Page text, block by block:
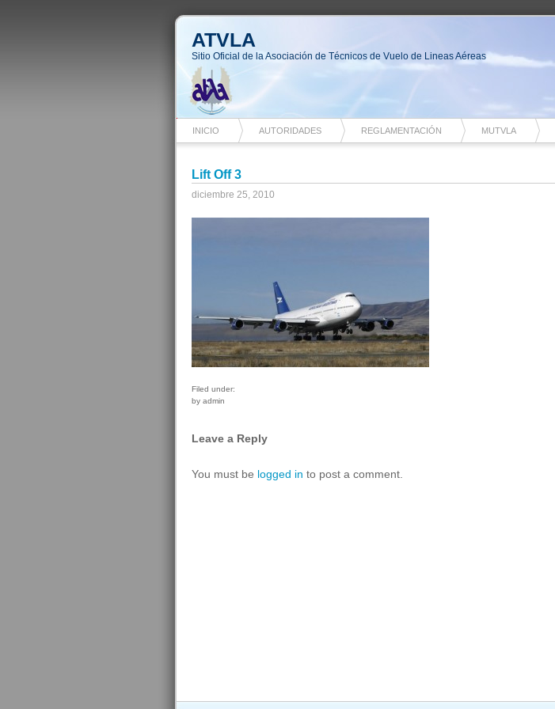
ATVLA
Sitio Oficial de la Asociación de Técnicos de Vuelo de Lineas Aéreas
INICIO AUTORIDADES REGLAMENTACIÓN MUTVLA
Lift Off 3
diciembre 25, 2010
Filed under:
by admin
Leave a Reply
You must be logged in to post a comment.